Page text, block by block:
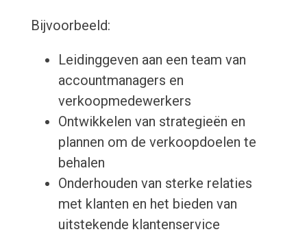
Bijvoorbeeld:
Leidinggeven aan een team van
accountmanagers en
verkoopmedewerkers
Ontwikkelen van strategieën en
plannen om de verkoopdoelen te
behalen
Onderhouden van sterke relaties
met klanten en het bieden van
uitstekende klantenservice